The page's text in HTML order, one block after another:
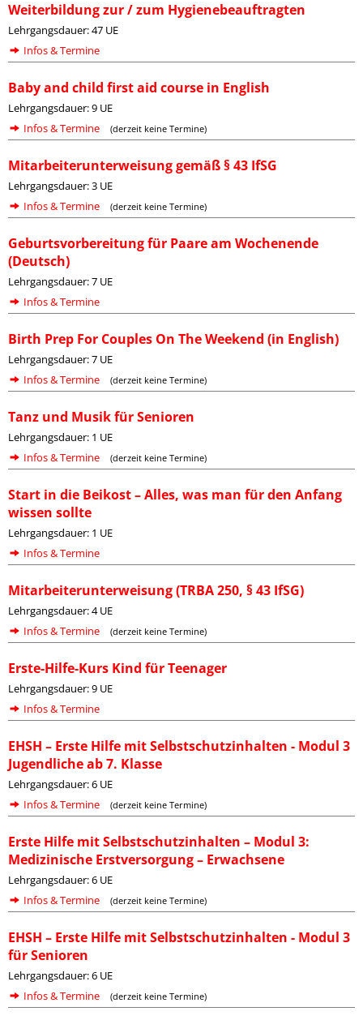
Weiterbildung zur / zum Hygienebeauftragten
Lehrgangsdauer: 47 UE
Infos & Termine
Baby and child first aid course in English
Lehrgangsdauer: 9 UE
Infos & Termine
(derzeit keine Termine)
Mitarbeiterunterweisung gemäß § 43 IfSG
Lehrgangsdauer: 3 UE
Infos & Termine
(derzeit keine Termine)
Geburtsvorbereitung für Paare am Wochenende
(Deutsch)
Lehrgangsdauer: 7 UE
Infos & Termine
Birth Prep For Couples On The Weekend (in English)
Lehrgangsdauer: 7 UE
Infos & Termine
(derzeit keine Termine)
Tanz und Musik für Senioren
Lehrgangsdauer: 1 UE
Infos & Termine
(derzeit keine Termine)
Start in die Beikost – Alles, was man für den Anfang
wissen sollte
Lehrgangsdauer: 1 UE
Infos & Termine
Mitarbeiterunterweisung (TRBA 250, § 43 IfSG)
Lehrgangsdauer: 4 UE
Infos & Termine
(derzeit keine Termine)
Erste-Hilfe-Kurs Kind für Teenager
Lehrgangsdauer: 9 UE
Infos & Termine
EHSH – Erste Hilfe mit Selbstschutzinhalten - Modul 3
Jugendliche ab 7. Klasse
Lehrgangsdauer: 6 UE
Infos & Termine
(derzeit keine Termine)
Erste Hilfe mit Selbstschutzinhalten – Modul 3:
Medizinische Erstversorgung – Erwachsene
Lehrgangsdauer: 6 UE
Infos & Termine
(derzeit keine Termine)
EHSH – Erste Hilfe mit Selbstschutzinhalten - Modul 3
für Senioren
Lehrgangsdauer: 6 UE
Infos & Termine
(derzeit keine Termine)